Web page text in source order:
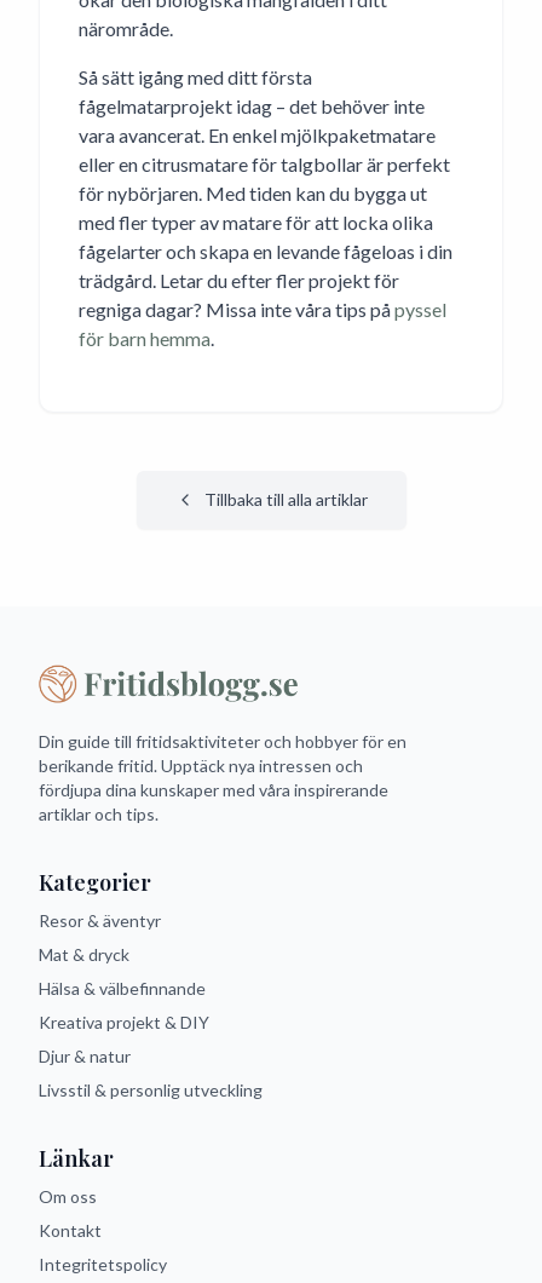
närområde.
Så sätt igång med ditt första
fågelmatarprojekt idag – det behöver inte
vara avancerat. En enkel mjölkpaketmatare
eller en citrusmatare för talgbollar är perfekt
för nybörjaren. Med tiden kan du bygga ut
med fler typer av matare för att locka olika
fågelarter och skapa en levande fågeloas i din
trädgård. Letar du efter fler projekt för
regniga dagar? Missa inte våra tips påpyssel
för barn hemma.
Tillbaka till alla artiklar
Din guide till fritidsaktiviteter och hobbyer för en
berikande fritid. Upptäck nya intressen och
fördjupa dina kunskaper med våra inspirerande
artiklar och tips.
Kategorier
Resor & äventyr
Mat & dryck
Hälsa & välbefinnande
Kreativa projekt & DIY
Djur & natur
Livsstil & personlig utveckling
Länkar
Om oss
Kontakt
Integritetspolicy